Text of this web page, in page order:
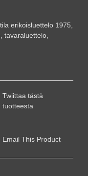
erikoisluettelo 1975,
, tavaraluettelo,
Twiittaa tästä
tuotteesta
Email This Product